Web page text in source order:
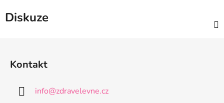
Diskuze
Kontakt
info@zdravelevne.cz